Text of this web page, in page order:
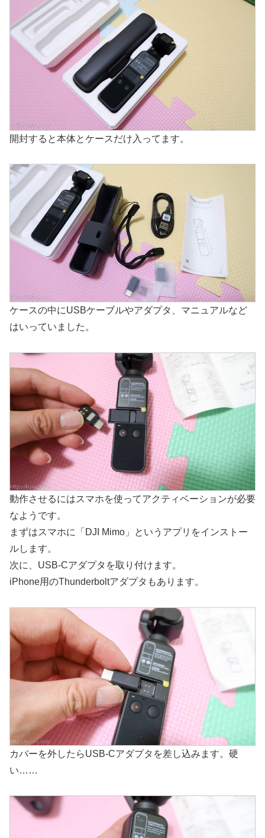
開封すると本体とケースだけ入ってます。
ケースの中にUSBケーブルやアダプタ、マニュアルなど
はいっていました。
動作させるにはスマホを使ってアクティベーションが必要
なようです。
まずはスマホに「DJI Mimo」というアプリをインストー
ルします。
次に、USB-Cアダプタを取り付けます。
iPhone用のThunderboltアダプタもあります。
カバーを外したらUSB-Cアダプタを差し込みます。硬
い……